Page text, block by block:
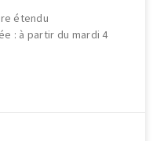
étendu
: à partir du mardi 4